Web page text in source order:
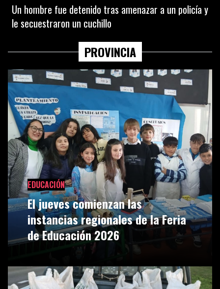
Un hombre fue detenido tras amenazar a un policía y
le secuestraron un cuchillo
PROVINCIA
EDUCACIÓN
El jueves comienzan las
instancias regionales de la Feria
de Educación 2026